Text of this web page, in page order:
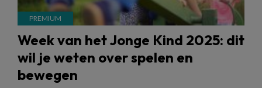
Week van het Jonge Kind 2025: dit
wil je weten over spelen en
bewegen